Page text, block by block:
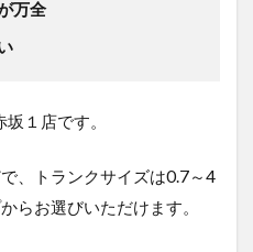
万全
１店です。
、トランクサイズは0.7～4
らお選びいただけます。